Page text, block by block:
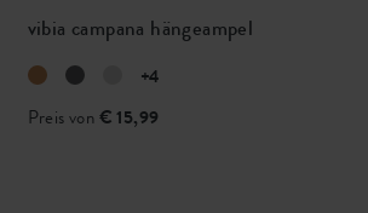
vibia campana hängeampel
+4
Preis von € 15,99